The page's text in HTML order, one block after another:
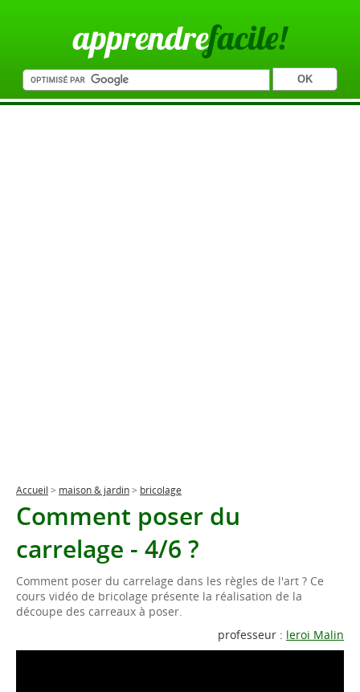
apprendrefacile!
Accueil > maison & jardin> bricolage
Comment poser du
carrelage - 4/6 ?
Comment poser du carrelage dans les règles de l'art ? Ce
cours vidéo de bricolage présente la réalisation de la
découpe des carreaux à poser.
professeur : leroi Malin